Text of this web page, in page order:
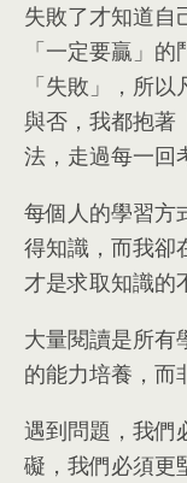
失敗了才知道自
「一定要贏」
「失敗」
， 所以
與否 ， 我都抱著
法 ， 走過每一回
每個人的學習方
得知識 ， 而我卻
才是求取知識的
大量閱讀是所有
的能力培養 ， 而
遇到問題 ， 我們
礙 ， 我們必須更